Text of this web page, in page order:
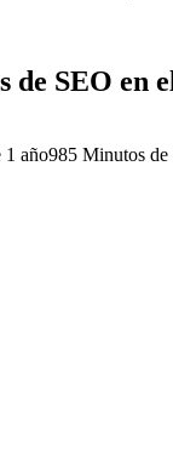
de SEO en
1 año985 Minutos de